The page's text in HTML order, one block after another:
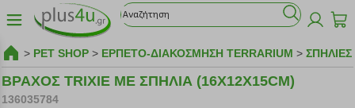
> PET SHOP > ΕΡΠΕΤΟ-ΔΙΑΚΟΣΜΗΣΗ TERRARIUM > ΣΠΗΛΙΕΣ
ΒΡΑΧΟΣ TRIXIE ΜΕ ΣΠΗΛΙΑ (16X12X15CM)
136035784